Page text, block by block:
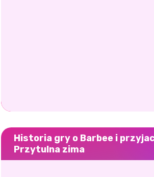
Historia gry o Barbee i
Przytulna zima